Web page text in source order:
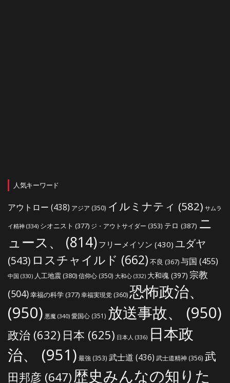
人気キーワード
アウトロー (438) アジア (350) イルミナティ (582) サムラ
イ精神 (334) シオニスト (377) ジ・アウトサイダー (353) テロ (387) ニ
ュース、
(814) フリーメイソン (430) ユダヤ
(543) ロスチャイルド (662) 不良 (367)与国 (455)
中国 (330) 人工地震(380)信仰心 (350) 大和心 (332) 大和魂 (397) 宗教
(504)幸福の科学(377)幸福実現党 (360)恐怖政治、
(950) 悪魔 (340) 愛国心 (351) 放送事故、 (950)
政治 (632) 日本 (625) 日本人 (336) 日本政
治、
(951) 最強 (353) 武士道 (436) 武士道精神 (356) 武
田邦彦 (647)歴史みんなの知りた